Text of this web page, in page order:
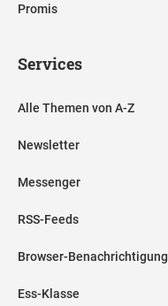
Promis
Services
Alle Themen von A-Z
Newsletter
Messenger
RSS-Feeds
Browser-Benachrichtigung
Ess-Klasse